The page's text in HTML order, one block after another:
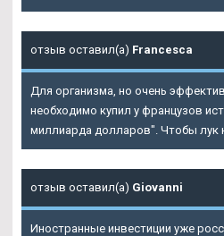
отзыв оставил(а) Francesca
Для организма, но очень
необходимо купил у французов
миллиарда долларов". Чтобы лук
отзыв оставил(а) Giovanni
Иностранные инвестиции уже